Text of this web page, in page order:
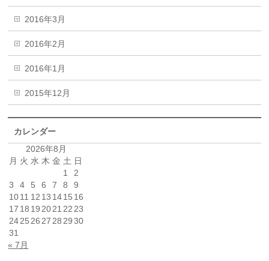
2016年3月
2016年2月
2016年1月
2015年12月
カレンダー
2026年8月
月 火 水 木 金 土 日
1
2
3
4 5 6 7 8
9
1011 12 13 1415 16
17 18 19 2021 22 23
2425 26 27 28 29 30
31
« 7月